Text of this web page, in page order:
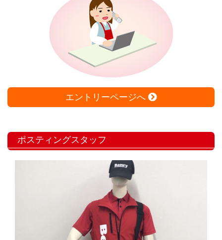
エントリーページへ
ポスティングスタッフ